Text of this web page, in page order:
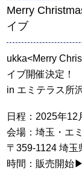
Merry
イブ
ukka<Merry
イブ開催決定！
in エミテラス所
日程：2025年12
会場：埼玉・エ
〒359-1124 埼
時間：販売開始